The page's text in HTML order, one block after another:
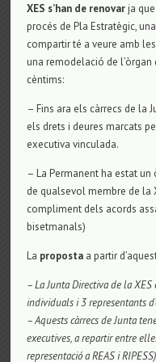
XES s’han de renovarja
procés de Pla Estratègic,
compartir té a veure amb
una remodelació de l’òrgan
cèntims:
– Fins ara els càrrecs de la
els drets i deures marcats
executiva vinculada.
– La Permanent ha estat
de qualsevol membre de la
compliment dels acords
bisetmanals)
La proposta a partir
– La Junta Directiva de la XES
individuals i 3 representants
– Aquests càrrecs de Junta
executives, a repartir entre
representació a REAS i